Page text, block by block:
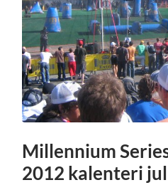
Millennium
2012 kalenteri